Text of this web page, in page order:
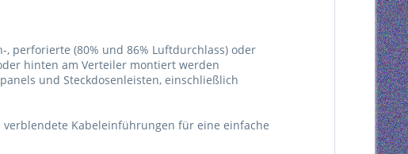
perforierte (80% und 86% Luftdurchlass) oder
hinten am Verteiler montiert werden
und Steckdosenleisten, einschließlich
Kabeleinführungen für eine einfache